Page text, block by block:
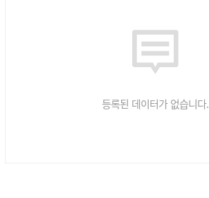
등록된 데이터가 없습니다.